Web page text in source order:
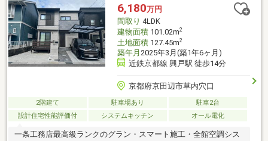
6,180万円
間取り 4LDK
建物面積101.02m2
土地面積127.45m2
築年月 2025年3月(築1年6ヶ月)
近鉄京都線 興戸駅 徒歩14分
京都府京田辺市草内穴口
2階建て 駐車場あり
駐車2台
設計住宅性能評価付
システムキッチン オール電化
一条工務店最高級ランクのグラン・スマート施工・全館空調シス